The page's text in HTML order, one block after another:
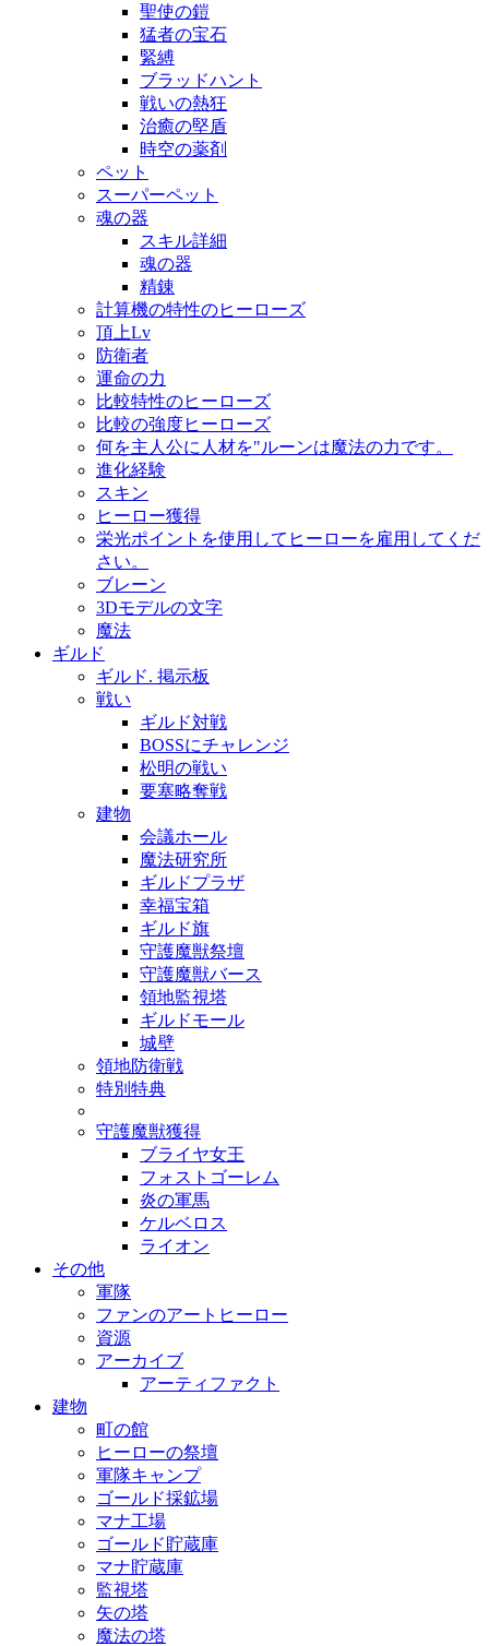
聖使の鎧
猛者の宝石
緊縛
ブラッドハント
戦いの熱狂
治癒の堅盾
時空の薬剤
ペット
スーパーペット
魂の器
スキル詳細
魂の器
精錬
計算機の特性のヒーローズ
頂上Lv
防衛者
運命の力
比較特性のヒーローズ
比較の強度ヒーローズ
何を主人公に人材を"ルーンは魔法の力です。
進化経験
スキン
ヒーロー獲得
栄光ポイントを使用してヒーローを雇用してくだ
さい。
ブレーン
3Dモデルの文字
魔法
ギルド
ギルド. 掲示板
戦い
ギルド対戦
BOSSにチャレンジ
松明の戦い
要塞略奪戦
建物
会議ホール
魔法研究所
ギルドプラザ
幸福宝箱
ギルド旗
守護魔獣祭壇
守護魔獣バース
領地監視塔
ギルドモール
城壁
領地防衛戦
特別特典
守護魔獣獲得
ブライヤ女王
フォストゴーレム
炎の軍馬
ケルベロス
ライオン
その他
軍隊
ファンのアートヒーロー
資源
アーカイブ
アーティファクト
建物
町の館
ヒーローの祭壇
軍隊キャンプ
ゴールド採鉱場
マナ工場
ゴールド貯蔵庫
マナ貯蔵庫
監視塔
矢の塔
魔法の塔